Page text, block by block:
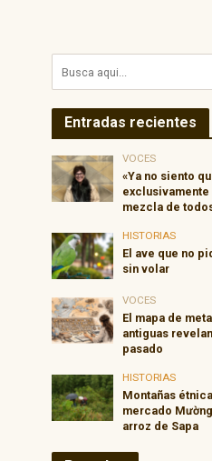
Entradas recientes
VOCES
«Ya no siento
exclusivamente
mezcla de
HISTORIAS
El ave que no
sin volar
VOCES
El mapa de
antiguas
pasado
HISTORIAS
Montañas
mercado
arroz de Sapa